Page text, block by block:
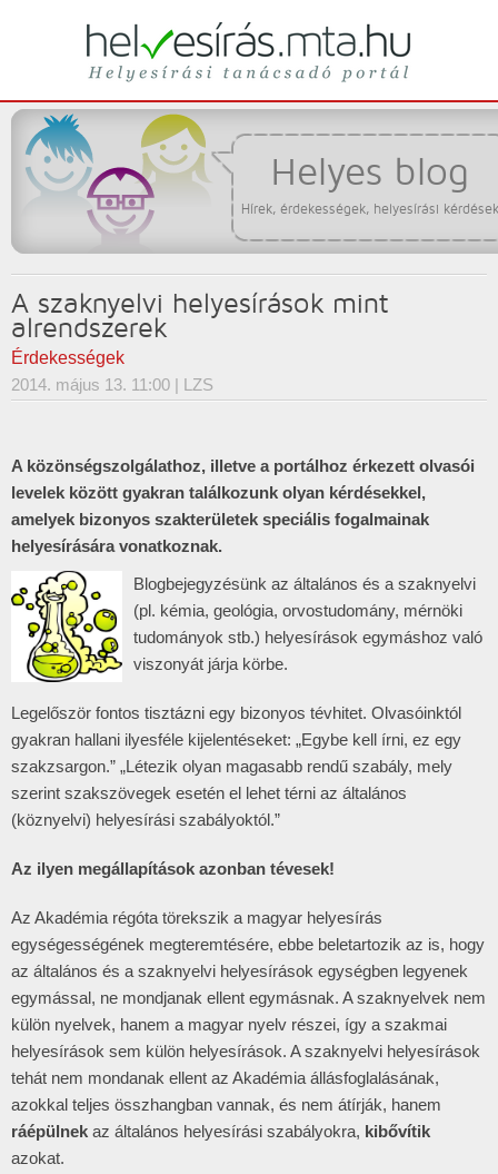
helyesírás
Helyesírási tanácsadó portál
Helyes blog
Hírek, érdekességek, helyesírási kérdések
A szaknyelvi helyesírások mint
alrendszerek
Érdekességek
2014. május 13. 11:00 | LZS
A közönségszolgálathoz, illetve a portálhoz érkezett olvasói
levelek között gyakran találkozunk olyan kérdésekkel,
amelyek bizonyos szakterületek speciális fogalmainak
helyesírására vonatkoznak.
Blogbejegyzésünk az általános és a szaknyelvi
(pl. kémia, geológia, orvostudomány, mérnöki
tudományok stb.) helyesírások egymáshoz való
viszonyát járja körbe.
Legelőször fontos tisztázni egy bizonyos tévhitet. Olvasóinktól
gyakran hallani ilyesféle kijelentéseket: „Egybe kell írni, ez egy
szakzsargon.” „Létezik olyan magasabb rendű szabály, mely
szerint szakszövegek esetén el lehet térni az általános
(köznyelvi) helyesírási szabályoktól.”
Az ilyen megállapítások azonban tévesek!
Az Akadémia régóta törekszik a magyar helyesírás
egységességének megteremtésére, ebbe beletartozik az is, hogy
az általános és a szaknyelvi helyesírások egységben legyenek
egymással, ne mondjanak ellent egymásnak. A szaknyelvek nem
külön nyelvek, hanem a magyar nyelv részei, így a szakmai
helyesírások sem külön helyesírások. A szaknyelvi helyesírások
tehát nem mondanak ellent az Akadémia állásfoglalásának,
azokkal teljes összhangban vannak, és nem átírják, hanem
ráépülnek az általános helyesírási szabályokra, kibővítik
azokat.